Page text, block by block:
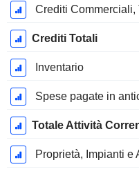
Crediti Commerciali,
Crediti Totali
Inventario
Spese pagate in
Totale Attività
Proprietà, Impianti e